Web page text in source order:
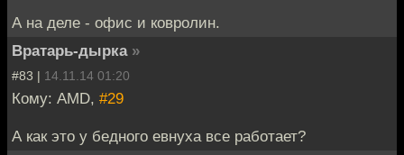
А на деле - офис и ковролин.
Вратарь-дырка »
#83 | 14.11.14 01:20
Кому: AMD, #29
А как это у бедного евнуха все работает?